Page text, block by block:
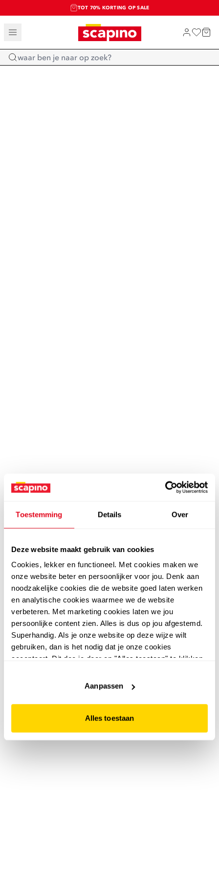
Toestemming Details Over
Deze website maakt gebruik van cookies
Cookies, lekker en functioneel. Met cookies maken we
onze website beter en persoonlijker voor jou. Denk aan
noodzakelijke cookies die de website goed laten werken
en analytische cookies waarmee we de website
verbeteren. Met marketing cookies laten we jou
persoonlijke content zien. Alles is dus op jou afgestemd.
Superhandig. Als je onze website op deze wijze wilt
gebruiken, dan is het nodig dat je onze cookies
accepteert. Dit doe je door op "Alles toestaan" te klikken.
website niet optimaal functioneert.
Aanpassen
Alles toestaan
TOT 70% KORTING OP SALE
SALE: LAATSTE KANS!
SHOP NIEUW
Home